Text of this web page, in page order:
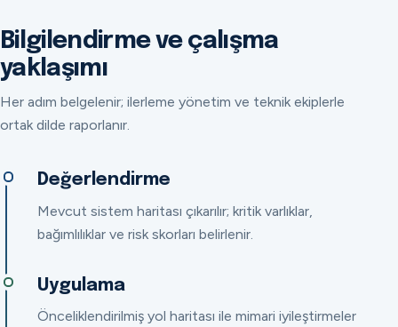
Bilgilendirme ve çalışma
yaklaşımı
Her adım belgelenir; ilerleme yönetim ve teknik ekiplerle
ortak dilde raporlanır.
Değerlendirme
Mevcut sistem haritası çıkarılır; kritik varlıklar,
bağımlılıklar ve risk skorları belirlenir.
Uygulama
Önceliklendirilmiş yol haritası ile mimari iyileştirmeler